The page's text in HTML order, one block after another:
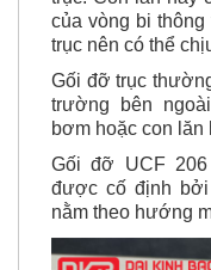
trục nêncó thể
Gối đỡ trục
trường bên
bơm hoặc con
Gối đỡ UCF 206
được cố định bởi
nằm theo hướng